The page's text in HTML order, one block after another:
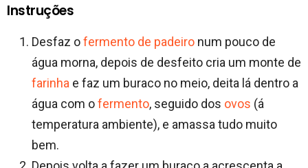
Instruções
Desfaz ofermento de padeiro num pouco de
água morna, depois de desfeito cria um monte de
farinha e faz um buraco no meio, deita lá dentro a
água com ofermento, seguido dos ovos (á
temperatura ambiente), e amassa tudo muito
bem.